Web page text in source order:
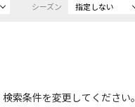
シーズン 指定しない
索条件を変更してください。